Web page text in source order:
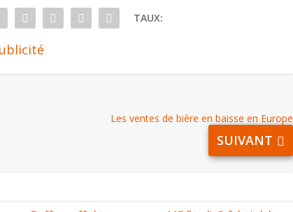
TAUX:
Les ventes de bière en baisse en Europe
SUIVANT